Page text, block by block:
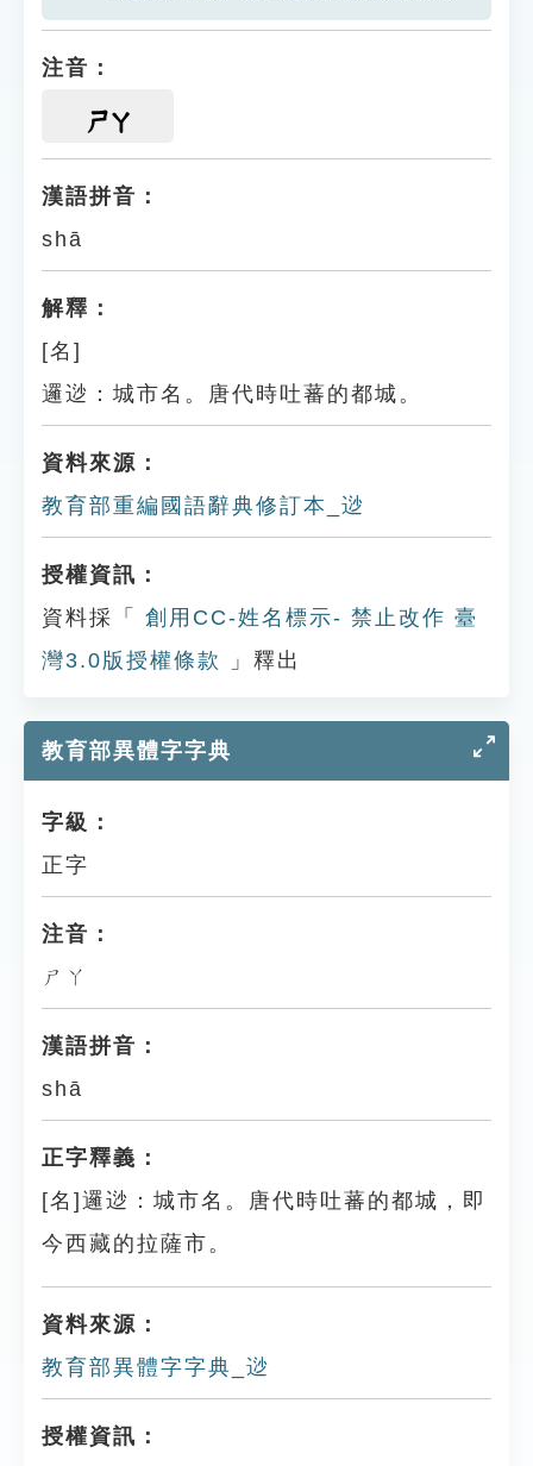
注音：
ㄕㄚ
漢語拼音：
shā
解釋：
[名]
邏逤：城市名。唐代時吐蕃的都城。
資料來源：
教育部重編國語辭典修訂本_逤
授權資訊：
資料採「
創用CC-姓名標示- 禁止改作 臺
灣3.0版授權條款
」釋出
教育部異體字字典
字級：
正字
注音：
ㄕㄚ
漢語拼音：
shā
正字釋義：
[名]邏逤：城市名。唐代時吐蕃的都城，即
今西藏的拉薩市。
資料來源：
教育部異體字字典_逤
授權資訊：